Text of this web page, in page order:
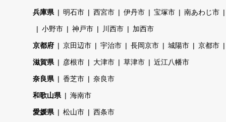
兵庫県 明石市 西宮市 伊丹市 宝塚市 南あわじ市
小野市 神戸市 川西市 加西市
京都府 京田辺市 宇治市 長岡京市 城陽市 京都市
滋賀県 彦根市 大津市 草津市 近江八幡市
奈良県 香芝市 奈良市
和歌山県 海南市
愛媛県 松山市 西条市